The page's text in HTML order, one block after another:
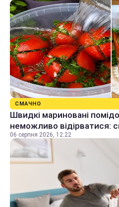
СМАЧНО
Швидкі мариновані
неможливо відірватися:
06 серпня 2026, 12:22